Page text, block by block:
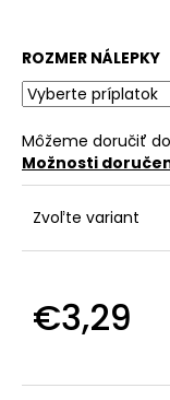
ROZMER NÁLEPKY
Môžeme doručiť
Možnosti
Zvoľte variant
€3,29
č
a
m